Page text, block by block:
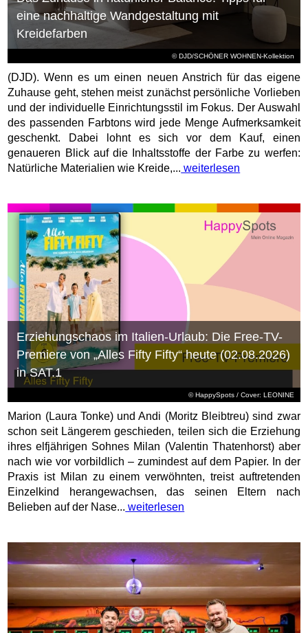
© DJD/SCHÖNER WOHNEN-Kollektion
eine nachhaltige Wandgestaltung mit
Kreidefarben
(DJD). Wenn es um einen neuen Anstrich für das eigene
Zuhause geht, stehen meist zunächst persönliche Vorlieben
und der individuelle Einrichtungsstil im Fokus. Der Auswahl
des passenden Farbtons wird jede Menge Aufmerksamkeit
geschenkt. Dabei lohnt es sich vor dem Kauf, einen
genaueren Blick auf die Inhaltsstoffe der Farbe zu werfen:
Natürliche Materialien wie Kreide,... weiterlesen
© HappySpots / Cover: LEONINE
Erziehungschaos im Italien-Urlaub: Die Free-TV-
Premiere von „Alles Fifty Fifty“ heute (02.08.2026)
in SAT.1
Marion (Laura Tonke) und Andi (Moritz Bleibtreu) sind zwar
schon seit Längerem geschieden, teilen sich die Erziehung
ihres elfjährigen Sohnes Milan (Valentin Thatenhorst) aber
nach wie vor vorbildlich – zumindest auf dem Papier. In der
Praxis ist Milan zu einem verwöhnten, treist auftretenden
Einzelkind herangewachsen, das seinen Eltern nach
Belieben auf der Nase... weiterlesen